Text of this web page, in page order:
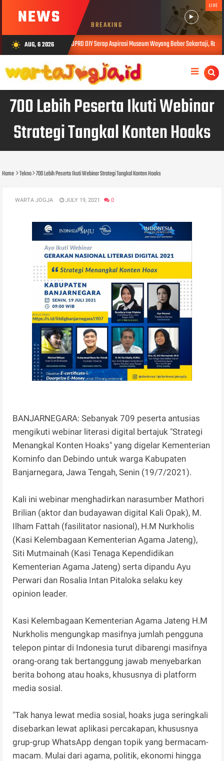
NEWS BREAKING
LIVE
wb_sunny AUG, 6 2026
Komisi D DPRD DIY Serap Aspirasi Museum Wayang Beber Sekartaji, Raperda
700 Lebih Peserta Ikuti Webinar
Strategi Tangkal Konten Hoaks
Home Tekno 700 Lebih Peserta Ikuti Webinar Strategi Tangkal Konten Hoaks
WARTA JOGJA JULY 19, 2021 0
BANJARNEGARA: Sebanyak 709 peserta antusias
mengikuti webinar literasi digital bertajuk "Strategi
Menangkal Konten Hoaks" yang digelar Kementerian
Kominfo dan Debindo untuk warga Kabupaten
Banjarnegara, Jawa Tengah, Senin (19/7/2021).
Kali ini webinar menghadirkan narasumber Mathori
Brilian (aktor dan budayawan digital Kali Opak), M.
Ilham Fattah (fasilitator nasional), H.M Nurkholis
(Kasi Kelembagaan Kementerian Agama Jateng),
Siti Mutmainah (Kasi Tenaga Kependidikan
Kementerian Agama Jateng) serta dipandu Ayu
Perwari dan Rosalia Intan Pitaloka selaku key
opinion leader.
Kasi Kelembagaan Kementerian Agama Jateng H.M
Nurkholis mengungkap masifnya jumlah pengguna
telepon pintar di Indonesia turut dibarengi masifnya
orang-orang tak bertanggung jawab menyebarkan
berita bohong atau hoaks, khususnya di platform
media sosial.
"Tak hanya lewat media sosial, hoaks juga seringkali
disebarkan lewat aplikasi percakapan, khususnya
grup-grup WhatsApp dengan topik yang bermacam-
macam. Mulai dari agama, politik, ekonomi hingga